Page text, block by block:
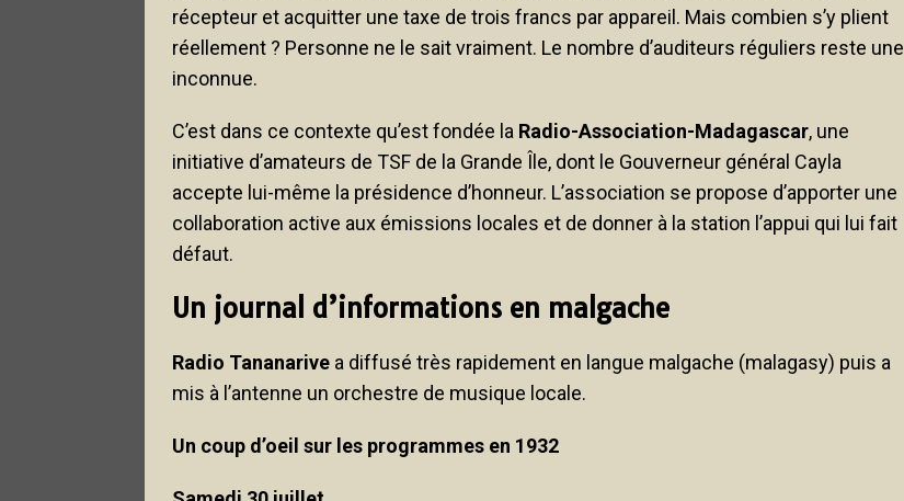
récepteur et acquitter une taxe de trois francs par appareil. Mais combien s’y plient
réellement ? Personne ne le sait vraiment. Le nombre d’auditeurs réguliers reste une
inconnue.
C’est dans ce contexte qu’est fondée la Radio-Association-Madagascar, une
initiative d’amateurs de TSF de la Grande Île, dont le Gouverneur général Cayla
accepte lui-même la présidence d’honneur. L’association se propose d’apporter une
collaboration active aux émissions locales et de donner à la station l’appui qui lui fait
défaut.
Un journal d’informations en malgache
Radio Tananarive a diffusé très rapidement en langue malgache (malagasy) puis a
mis à l’antenne un orchestre de musique locale.
Un coup d’oeil sur les programmes en 1932